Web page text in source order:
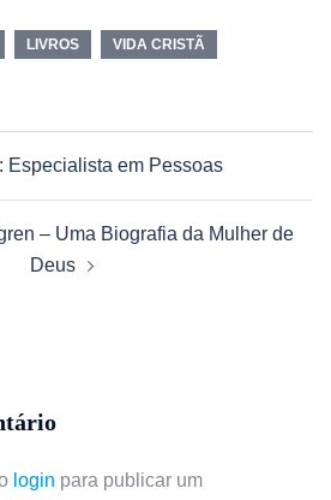
LIVROS VIDA CRISTÃ
Especialista em Pessoas
– Uma Biografia da Mulher de
Deus
login para publicar um